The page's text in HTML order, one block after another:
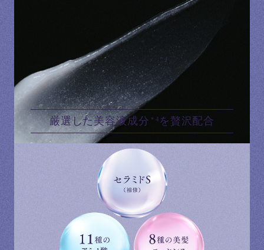
濃厚なのに髪になじませると
スッととろけて、手ざわりがなめらかに。
豊かな美容液成分
＊4が、
髪の深層まで満ちていく。
厳選した美容液成分 ＊4 を贅沢配合